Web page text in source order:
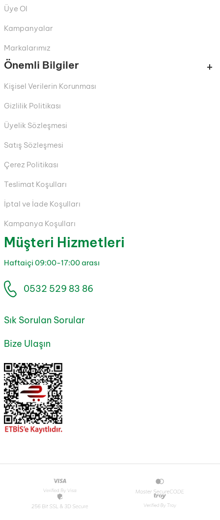
Üye Ol
Kampanyalar
Markalarımız
Önemli Bilgiler
Kişisel Verilerin Korunması
Gizlilik Politikası
Üyelik Sözleşmesi
Satış Sözleşmesi
Çerez Politikası
Teslimat Koşulları
İptal ve İade Koşulları
Kampanya Koşulları
Müşteri Hizmetleri
Haftaiçi 09:00-17:00 arası
0532 529 83 86
Sık Sorulan Sorular
Bize Ulaşın